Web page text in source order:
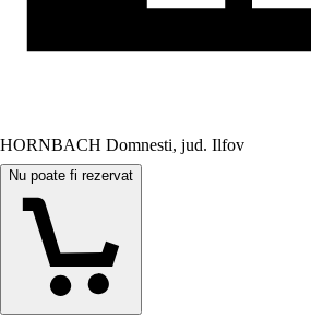
HORNBACH Domnesti, jud. Ilfov
Nu poate fi rezervat